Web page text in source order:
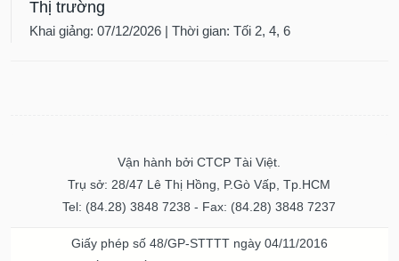
Thị trường
Khai giảng: 07/12/2026 | Thời gian: Tối 2, 4, 6
Vận hành bởi CTCP Tài Việt.
Trụ sở: 28/47 Lê Thị Hồng, P.Gò Vấp, Tp.HCM
Tel: (84.28) 3848 7238 - Fax: (84.28) 3848 7237
Giấy phép số 48/GP-STTTT ngày 04/11/2016